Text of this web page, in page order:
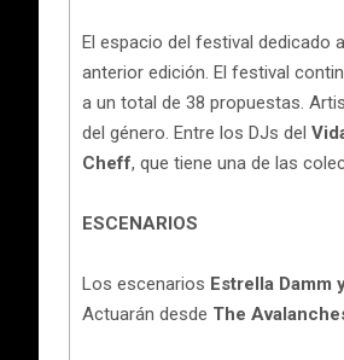
El espacio del festival dedicado
anterior edición. El festival
a un total de 38 propuestas.
del género. Entre los DJs del
Cheff, que tiene una de las
ESCENARIOS
Los escenarios Estrella Damm
Actuarán desde The